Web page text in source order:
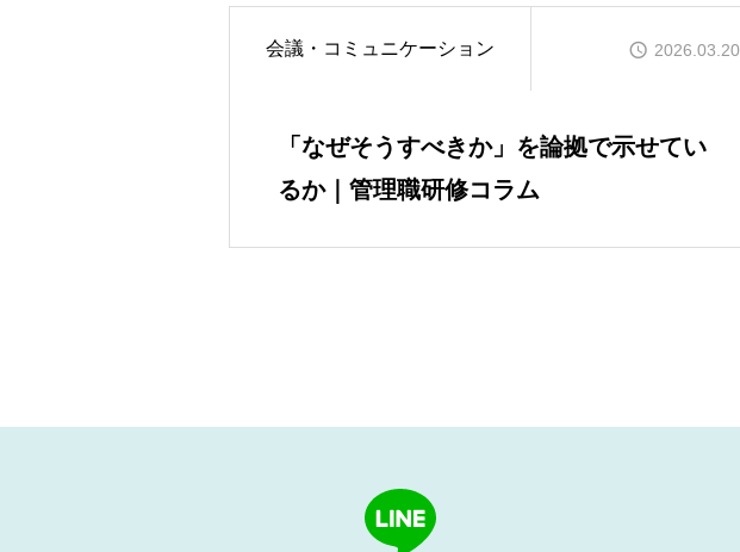
会議・コミュニケーション 2026.03.20
「なぜそうすべきか」を論拠で示せてい
るか｜管理職研修コラム